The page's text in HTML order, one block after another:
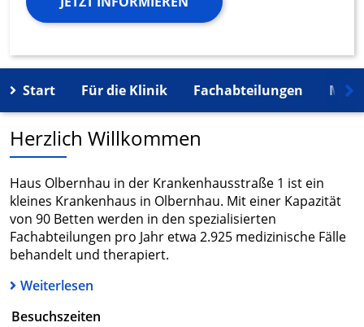
Start Für die Klinik Fachabteilungen
Herzlich Willkommen
Haus Olbernhau in der Krankenhausstraße 1 ist ein
kleines Krankenhaus in Olbernhau. Mit einer Kapazität
von 90 Betten werden in den spezialisierten
Fachabteilungen pro Jahr etwa 2.925 medizinische Fälle
behandelt und therapiert.
Weiterlesen
Besuchszeiten